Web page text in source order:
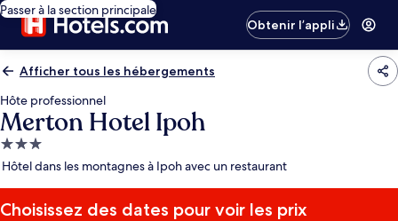
Passer à la section principale
Obtenir l’appli
Afficher tous les hébergements
Hôte professionnel
Merton Hotel Ipoh
Hébergement
3.0 étoiles
Hôtel dans les montagnes à Ipoh avec un restaurant
Choisissez des dates pour voir les prix